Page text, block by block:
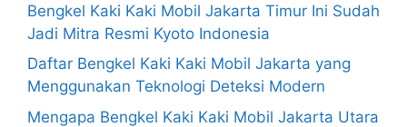
Bengkel Kaki Kaki Mobil Jakarta Timur Ini Sudah
Jadi Mitra Resmi Kyoto Indonesia
Daftar Bengkel Kaki Kaki Mobil Jakarta yang
Menggunakan Teknologi Deteksi Modern
Mengapa Bengkel Kaki Kaki Mobil Jakarta Utara